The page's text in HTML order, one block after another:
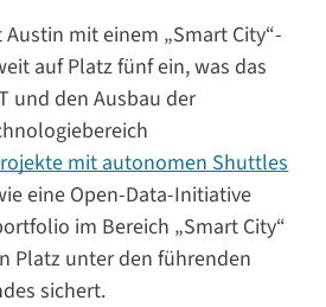
mit einem „Smart City“-
auf Platz fünf ein, was das
und den Ausbau der
mit autonomen Shuttles
eine Open-Data-Initiative
im Bereich „Smart City“
Platz unter den führenden
sichert.